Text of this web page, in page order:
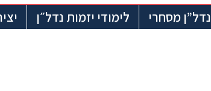
נדל”ן מסחרי לימודי יזמות נדל״ן